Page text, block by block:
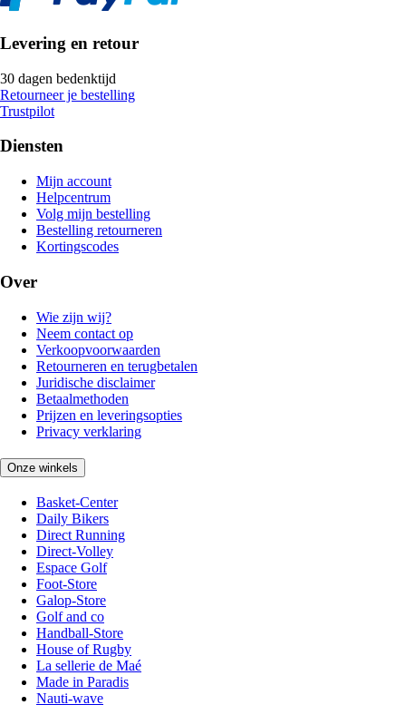
Levering en retour
30 dagen bedenktijd
Retourneer je bestelling
Trustpilot
Diensten
Mijn account
Helpcentrum
Volg mijn bestelling
Bestelling retourneren
Kortingscodes
Over
Wie zijn wij?
Neem contact op
Verkoopvoorwaarden
Retourneren en terugbetalen
Juridische disclaimer
Betaalmethoden
Prijzen en leveringsopties
Privacy verklaring
Onze winkels
Basket-Center
Daily Bikers
Direct Running
Direct-Volley
Espace Golf
Foot-Store
Galop-Store
Golf and co
Handball-Store
House of Rugby
La sellerie de Maé
Made in Paradis
Nauti-wave